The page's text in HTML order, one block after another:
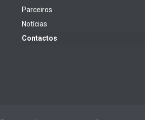
Parceiros
Notícias
Contactos